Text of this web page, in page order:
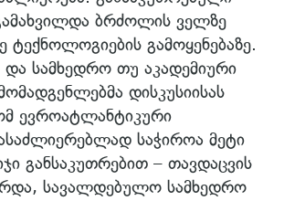
ბრძოლის ველზე
ტექნოლოგიების გამოყენებაზე.
და სამხედრო თუ აკადემიური
დისკუსიისას
ევროატლანტიკური
საჭიროა მეტი
განსაკუთრებით – თავდაცვის
სავალდებულო სამხედრო